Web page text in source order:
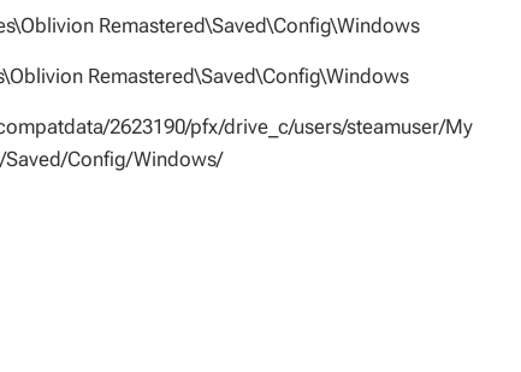
Remastered\Saved\Config\Windows
Remastered\Saved\Config\Windows
2623190/pfx/drive_c/users/steamuser/My
Saved/Config/Windows/